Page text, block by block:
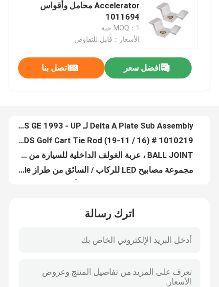
منتجات
معلومات عنا
مراقبة الجودة
اتصل بنا
مرايا جانبية لعربة الجولف
لوحة القيادة عربة الجولف
Accelerator محامل وأقواس
1011694
MOQ：1 حبة
الأسعار：قابل للتفاوض
افضل سعر اتصل بنا
مجموعة مصابيح LED للركاب / السائق من طراز Club Car DS Factory Style
حجم مصنع Club Car DS ، مصابيح أمامية مناسبة للركاب / السائق 101988002
ما بعد البيع 48 فولت عربة جولف الملف اللولبي نادي السيارات سابقة الملف اللولبي 102774701
فائدة نادي السيارات أجزاء OEM عربات التي تجرها الدواب العلوي Clevis الجمعية Rh 102289601
اترك رسالة